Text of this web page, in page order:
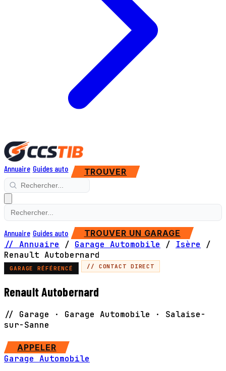
Annuaire Guides auto TROUVER
Annuaire Guides auto TROUVER UN GARAGE
// Annuaire / Garage Automobile / Isère
/
Renault Autobernard
GARAGE RÉFÉRENCÉ // CONTACT DIRECT
Renault Autobernard
// Garage · Garage Automobile · Salaise-
sur-Sanne
APPELER
Garage Automobile